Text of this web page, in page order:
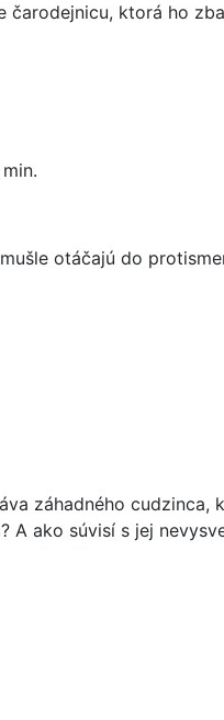
ktorá ho
otáčajú do
záhadného cudzinca,
ako súvisí s jej